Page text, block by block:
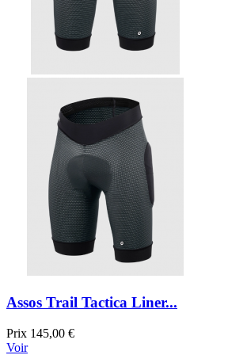
Assos Trail Tactica Liner...
Prix 145,00 €
Voir